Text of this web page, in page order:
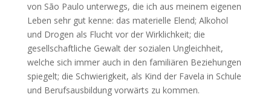
von São Paulo unterwegs, die ich aus meinem eigenen
Leben sehr gut kenne: das materielle Elend; Alkohol
und Drogen als Flucht vor der Wirklichkeit; die
gesellschaftliche Gewalt der sozialen Ungleichheit,
welche sich immer auch in den familiären Beziehungen
spiegelt; die Schwierigkeit, als Kind der Favela in Schule
und Berufsausbildung vorwärts zu kommen.